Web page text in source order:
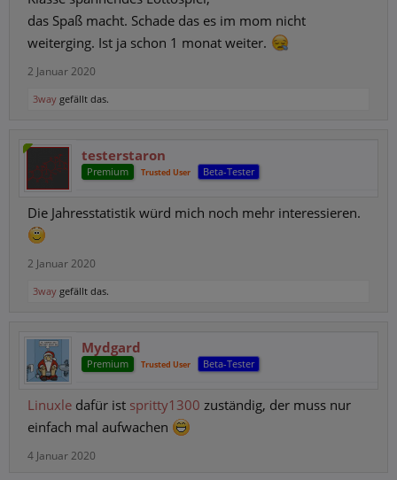
das Spaß macht. Schade das es im mom nicht
weiterging. Ist ja schon 1 monat weiter.
2 Januar 2020
3way gefällt das.
testerstaron
Premium Trusted User Beta-Tester
Die Jahresstatistik würd mich noch mehr interessieren.
2 Januar 2020
3way gefällt das.
Mydgard
Premium Trusted User Beta-Tester
Linuxle dafür ist spritty1300 zuständig, der muss nur
einfach mal aufwachen
4 Januar 2020